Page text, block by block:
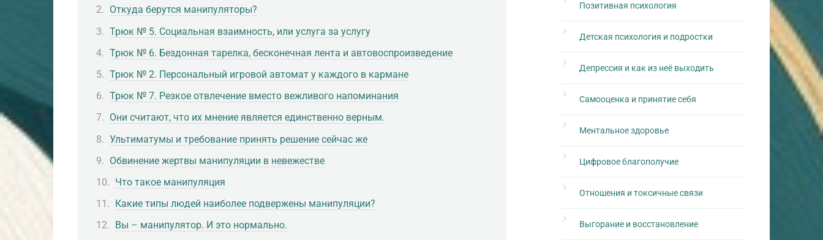
Откуда берутся манипуляторы?
Трюк № 5. Социальная взаимность, или услуга за услугу
Трюк № 6. Бездонная тарелка, бесконечная лента и автовоспроизведение
Трюк № 2. Персональный игровой автомат у каждого в кармане
Трюк № 7. Резкое отвлечение вместо вежливого напоминания
Они считают, что их мнение является единственно верным.
Ультиматумы и требование принять решение сейчас же
Обвинение жертвы манипуляции в невежестве
Что такое манипуляция
Какие типы людей наиболее подвержены манипуляции?
Вы – манипулятор. И это нормально.
Позитивная психология
Детская психология и подростки
Депрессия и как из неё выходить
Самооценка и принятие себя
Ментальное здоровье
Цифровое благополучие
Отношения и токсичные связи
Выгорание и восстановление